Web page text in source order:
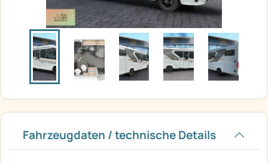
Fahrzeugdaten / technische Details